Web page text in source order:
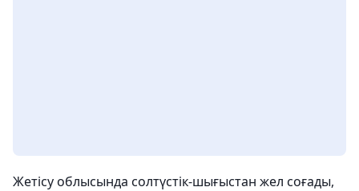
Жетісу облысында солтүстік-шығыстан жел соғады,